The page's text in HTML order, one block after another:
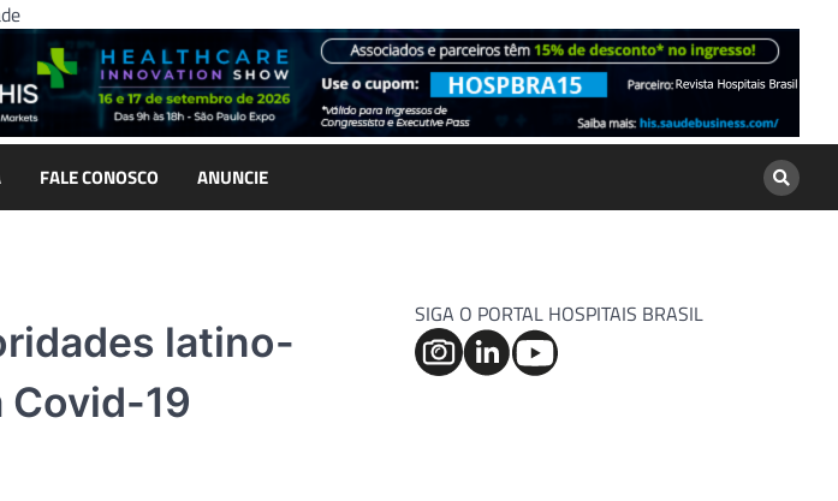
FALE CONOSCO ANUNCIE
latino-
Covid-19
SIGA O PORTAL HOSPITAIS BRASIL